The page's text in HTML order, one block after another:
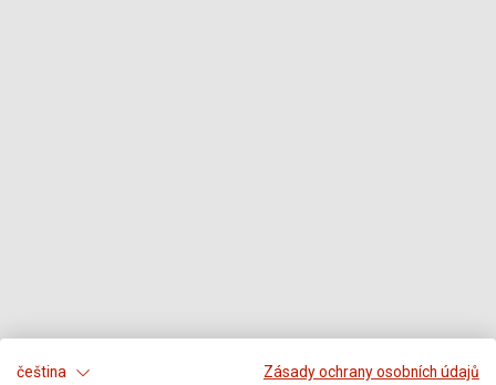
čeština
Zásady ochrany osobních údajů